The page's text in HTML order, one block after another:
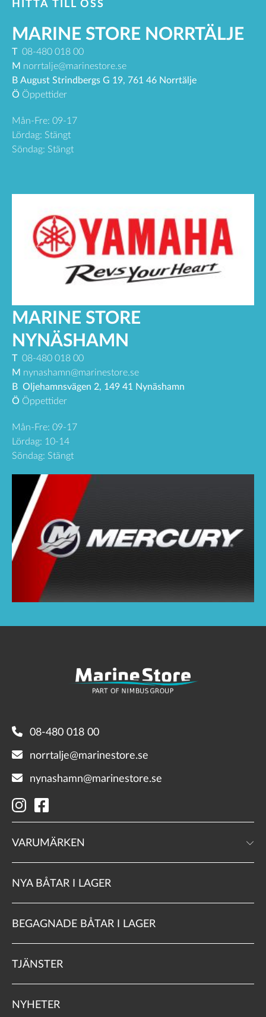
MARINE STORE NORRTÄLJE
T08-480 018 00
M norrtalje@marinestore.se
BAugust Strindbergs G 19, 761 46 Norrtälje
Ö Öppettider
Mån-Fre: 09-17
Lördag: Stängt
Söndag: Stängt
MARINE STORE
NYNÄSHAMN
T08-480 018 00
M nynashamn@marinestore.se
B Oljehamnsvägen 2, 149 41 Nynäshamn
Ö Öppettider
Mån-Fre: 09-17
Lördag: 10-14
Söndag: Stängt
08-480 018 00
norrtalje@marinestore.se
nynashamn@marinestore.se
VARUMÄRKEN
NYA BÅTAR I LAGER
BEGAGNADE BÅTAR I LAGER
TJÄNSTER
NYHETER